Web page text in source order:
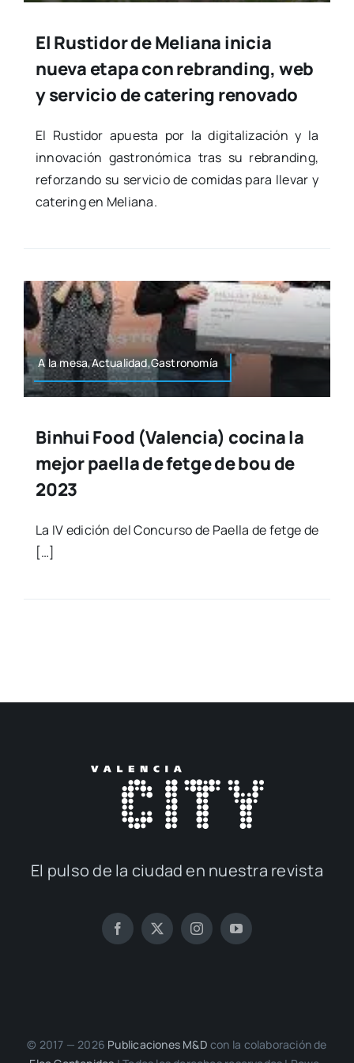
El Rustidor de Meliana inicia
nueva etapa con rebranding, web
y servicio de catering renovado
El Rus­ti­dor apues­ta por la digi­ta­li­za­ción y la
inno­va­ción gas­tro­nó­mi­ca tras su rebran­ding,
refor­zan­do su ser­vi­cio de comi­das para lle­var y
cate­ring en Melia­na.
A la mesa,Actualidad,Gastronomía
Binhui Food (Valencia) cocina la
mejor paella de fetge de bou de
2023
La IV edi­ción del Con­cur­so de Pae­lla de fet­ge de
[…]
El pul­so de la ciu­dad en nues­tra revis­ta
© 2017 — 2026 Publi­ca­cio­nes M&D con la cola­bo­ra­ción de